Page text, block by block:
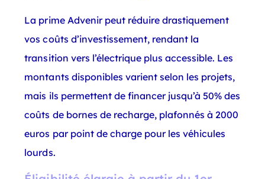
La prime Advenir peut réduire drastiquement
vos coûts d’investissement, rendant la
transition vers l’électrique plus accessible. Les
montants disponibles varient selon les projets,
mais ils permettent de financer jusqu’à 50% des
coûts de bornes de recharge, plafonnés à 2000
euros par point de charge pour les véhicules
lourds.